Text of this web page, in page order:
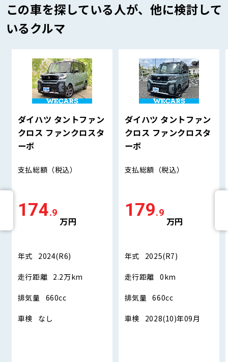
この車を探している人が、他に検討して
いるクルマ
ダイハツ タントファン
クロス ファンクロスタ
ーボ
支払総額 （税込）
174.9
万円
年式 2024(R6)
走行距離 2.2万km
排気量 660cc
車検 なし
ダイハツ タントファン
クロス ファンクロスタ
ーボ
支払総額 （税込）
179.9
万円
年式 2025(R7)
走行距離 0km
排気量 660cc
車検 2028(10)年09月